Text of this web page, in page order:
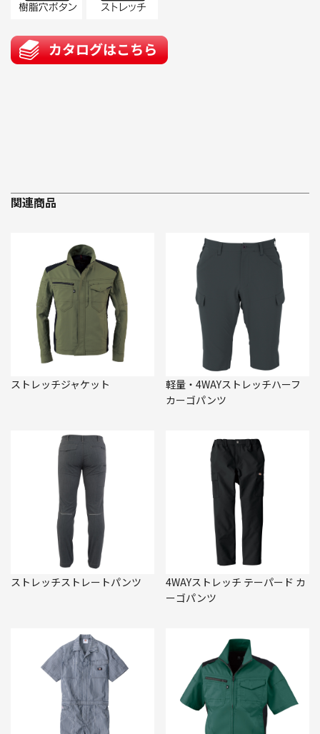
関連商品
ストレッチジャケット
軽量・4WAYストレッチハーフ
カーゴパンツ
ストレッチストレートパンツ
4WAYストレッチ テーパード カ
ーゴパンツ